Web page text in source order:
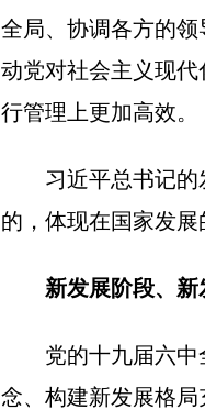
全局、协调各方的
动党对社会主义现
行管理上更加高效。
习近平总书记
的，体现在国家发展
新发展阶段、
党的十九届六
念、构建新发展格局